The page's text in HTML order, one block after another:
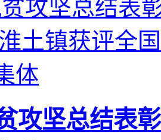
攻坚总结表